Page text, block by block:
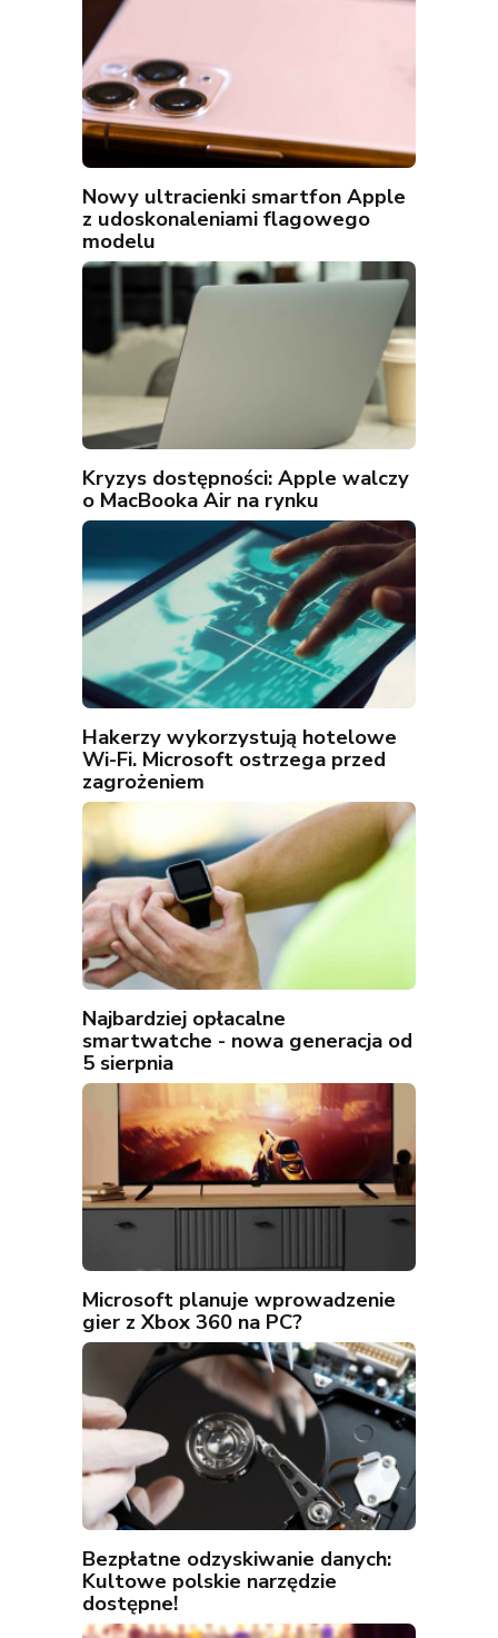
Nowy ultracienki smartfon Apple
z udoskonaleniami flagowego
modelu
Kryzys dostępności: Apple walczy
o MacBooka Air na rynku
Hakerzy wykorzystują hotelowe
Wi-Fi. Microsoft ostrzega przed
zagrożeniem
Najbardziej opłacalne
smartwatche - nowa generacja od
5 sierpnia
Microsoft planuje wprowadzenie
gier z Xbox 360 na PC?
Bezpłatne odzyskiwanie danych:
Kultowe polskie narzędzie
dostępne!